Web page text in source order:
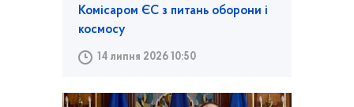
Комісаром ЄС з питань оборони і
космосу
14 липня 2026 10:50